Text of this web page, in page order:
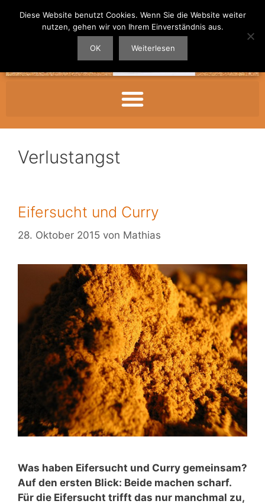
Verlustangst
Eifersucht und Curry
28. Oktober 2015 von Mathias
Was haben Eifersucht und Curry gemeinsam?
Auf den ersten Blick: Beide machen scharf.
Für die Eifersucht trifft das nur manchmal zu,
Diese Website benutzt Cookies. Wenn Sie die Website weiter
nutzen, gehen wir von Ihrem Einverständnis aus.
OK Weiterlesen